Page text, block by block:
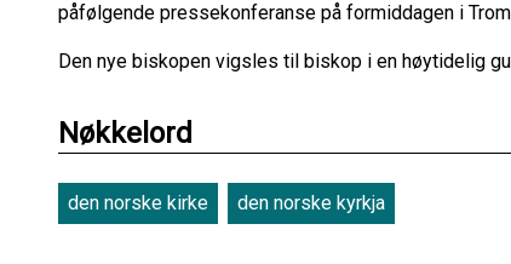
påfølgende pressekonferanse på formiddagen i
Den nye biskopen vigsles til biskop i en høytidelig
Nøkkelord
den norske kirke den norske kyrkja